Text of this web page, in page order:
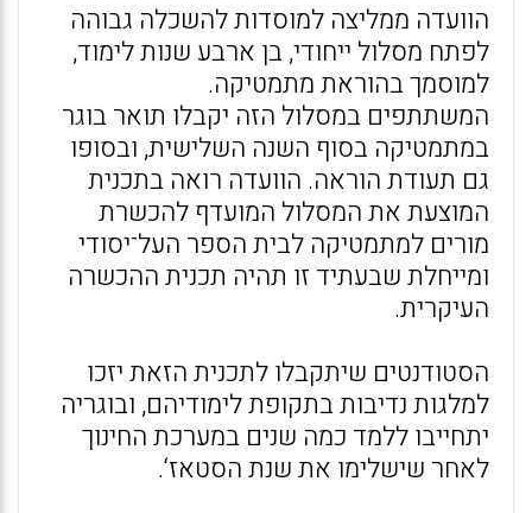
הוועדה ממליצה למוסדות להשכלה גבוהה
לפתח מסלול ייחודי, בן ארבע שנות לימוד,
למוסמך בהוראת מתמטיקה.
המשתתפים במסלול הזה יקבלו תואר בוגר
במתמטיקה בסוף השנה השלישית, ובסופו
גם תעודת הוראה. הוועדה רואה בתכנית
המוצעת את המסלול המועדף להכשרת
מורים למתמטיקה לבית הספר העל־יסודי
ומייחלת שבעתיד זו תהיה תכנית ההכשרה
העיקרית.
הסטודנטים שיתקבלו לתכנית הזאת יזכו
למלגות נדיבות בתקופת לימודיהם, ובוגריה
יתחייבו ללמד כמה שנים במערכת החינוך
לאחר שישלימו את שנת הסטאז‘.